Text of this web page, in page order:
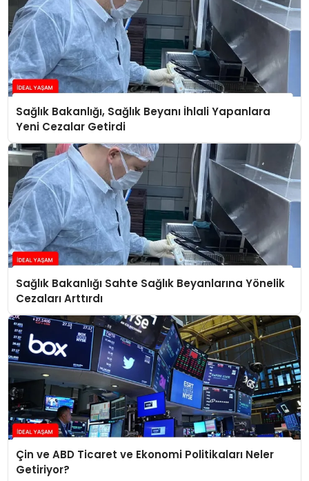
Sağlık Bakanlığı, Sağlık Beyanı İhlali Yapanlara
Yeni Cezalar Getirdi
Sağlık Bakanlığı Sahte Sağlık Beyanlarına Yönelik
Cezaları Arttırdı
Çin ve ABD Ticaret ve Ekonomi Politikaları Neler
Getiriyor?